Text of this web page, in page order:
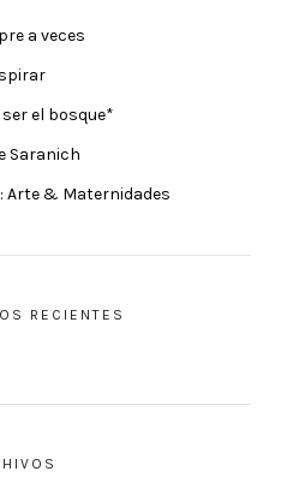
a veces
el bosque*
Saranich
Arte & Maternidades
RECIENTES